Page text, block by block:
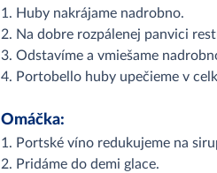
1. Huby nakrájame nadrobno.
2. Na dobre rozpálenej panvici
3. Odstavíme a vmiešame
4. Portobello huby upečieme v
Omáčka:
1. Portské víno redukujeme na
2. Pridáme do demi glace.